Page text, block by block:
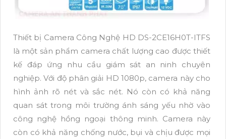
Thiết bị Camera Công Nghệ HD DS-2CE16H0T-ITFS
là một sản phẩm camera chất lượng cao được thiết
kế đáp ứng nhu cầu giám sát an ninh chuyên
nghiệp. Với độ phân giải HD 1080p, camera này cho
hình ảnh rõ nét và sắc nét. Nó còn có khả năng
quan sát trong môi trường ánh sáng yếu nhờ vào
công nghệ hồng ngoại thông minh. Camera này
còn có khả năng chống nước, bụi và chịu được mọi